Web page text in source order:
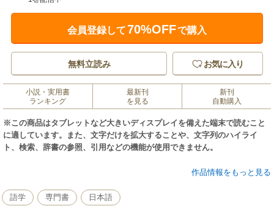
会員登録して70%OFFで購入
無料立読み お気に入り
小説・実用書
ランキング
最新刊
を見る
新刊
自動購入
※この商品はタブレットなど大きいディスプレイを備えた端末で読むこと
に適しています。また、文字だけを拡大することや、文字列のハイライ
ト、検索、辞書の参照、引用などの機能が使用できません。
教養としてこれだけは押さえておきたい漢字2900を例文、語釈とともに収
（訓読みの漢字）PART3は和漢複合語編（音訓読みの漢字と漢語を和語化
した漢字）。読めそうでなかなか読めない漢字、意味はなんとなくわかる
作品情報をもっと見る
語学 専門書 日本語